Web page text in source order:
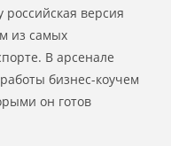
российская версия
из самых
В арсенале
бизнес-коучем
он готов